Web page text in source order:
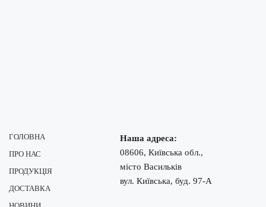
ГОЛОВНА
ПРО НАС
ПРОДУКЦІЯ
ДОСТАВКА
Наша адреса:
08606, Київська обл.,
місто Васильків
вул. Київська, буд. 97-А